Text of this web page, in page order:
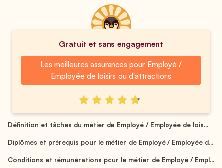
Gratuit et sans engagement
Les meilleures assurances pour Employé /
Employée de loisirs ou d'attractions
Définition et tâches du métier de Employé / Employée de lois...
Diplômes et prérequis pour le métier de Employé / Employée d...
Conditions et rémunérations pour le métier de Employé / Empl...